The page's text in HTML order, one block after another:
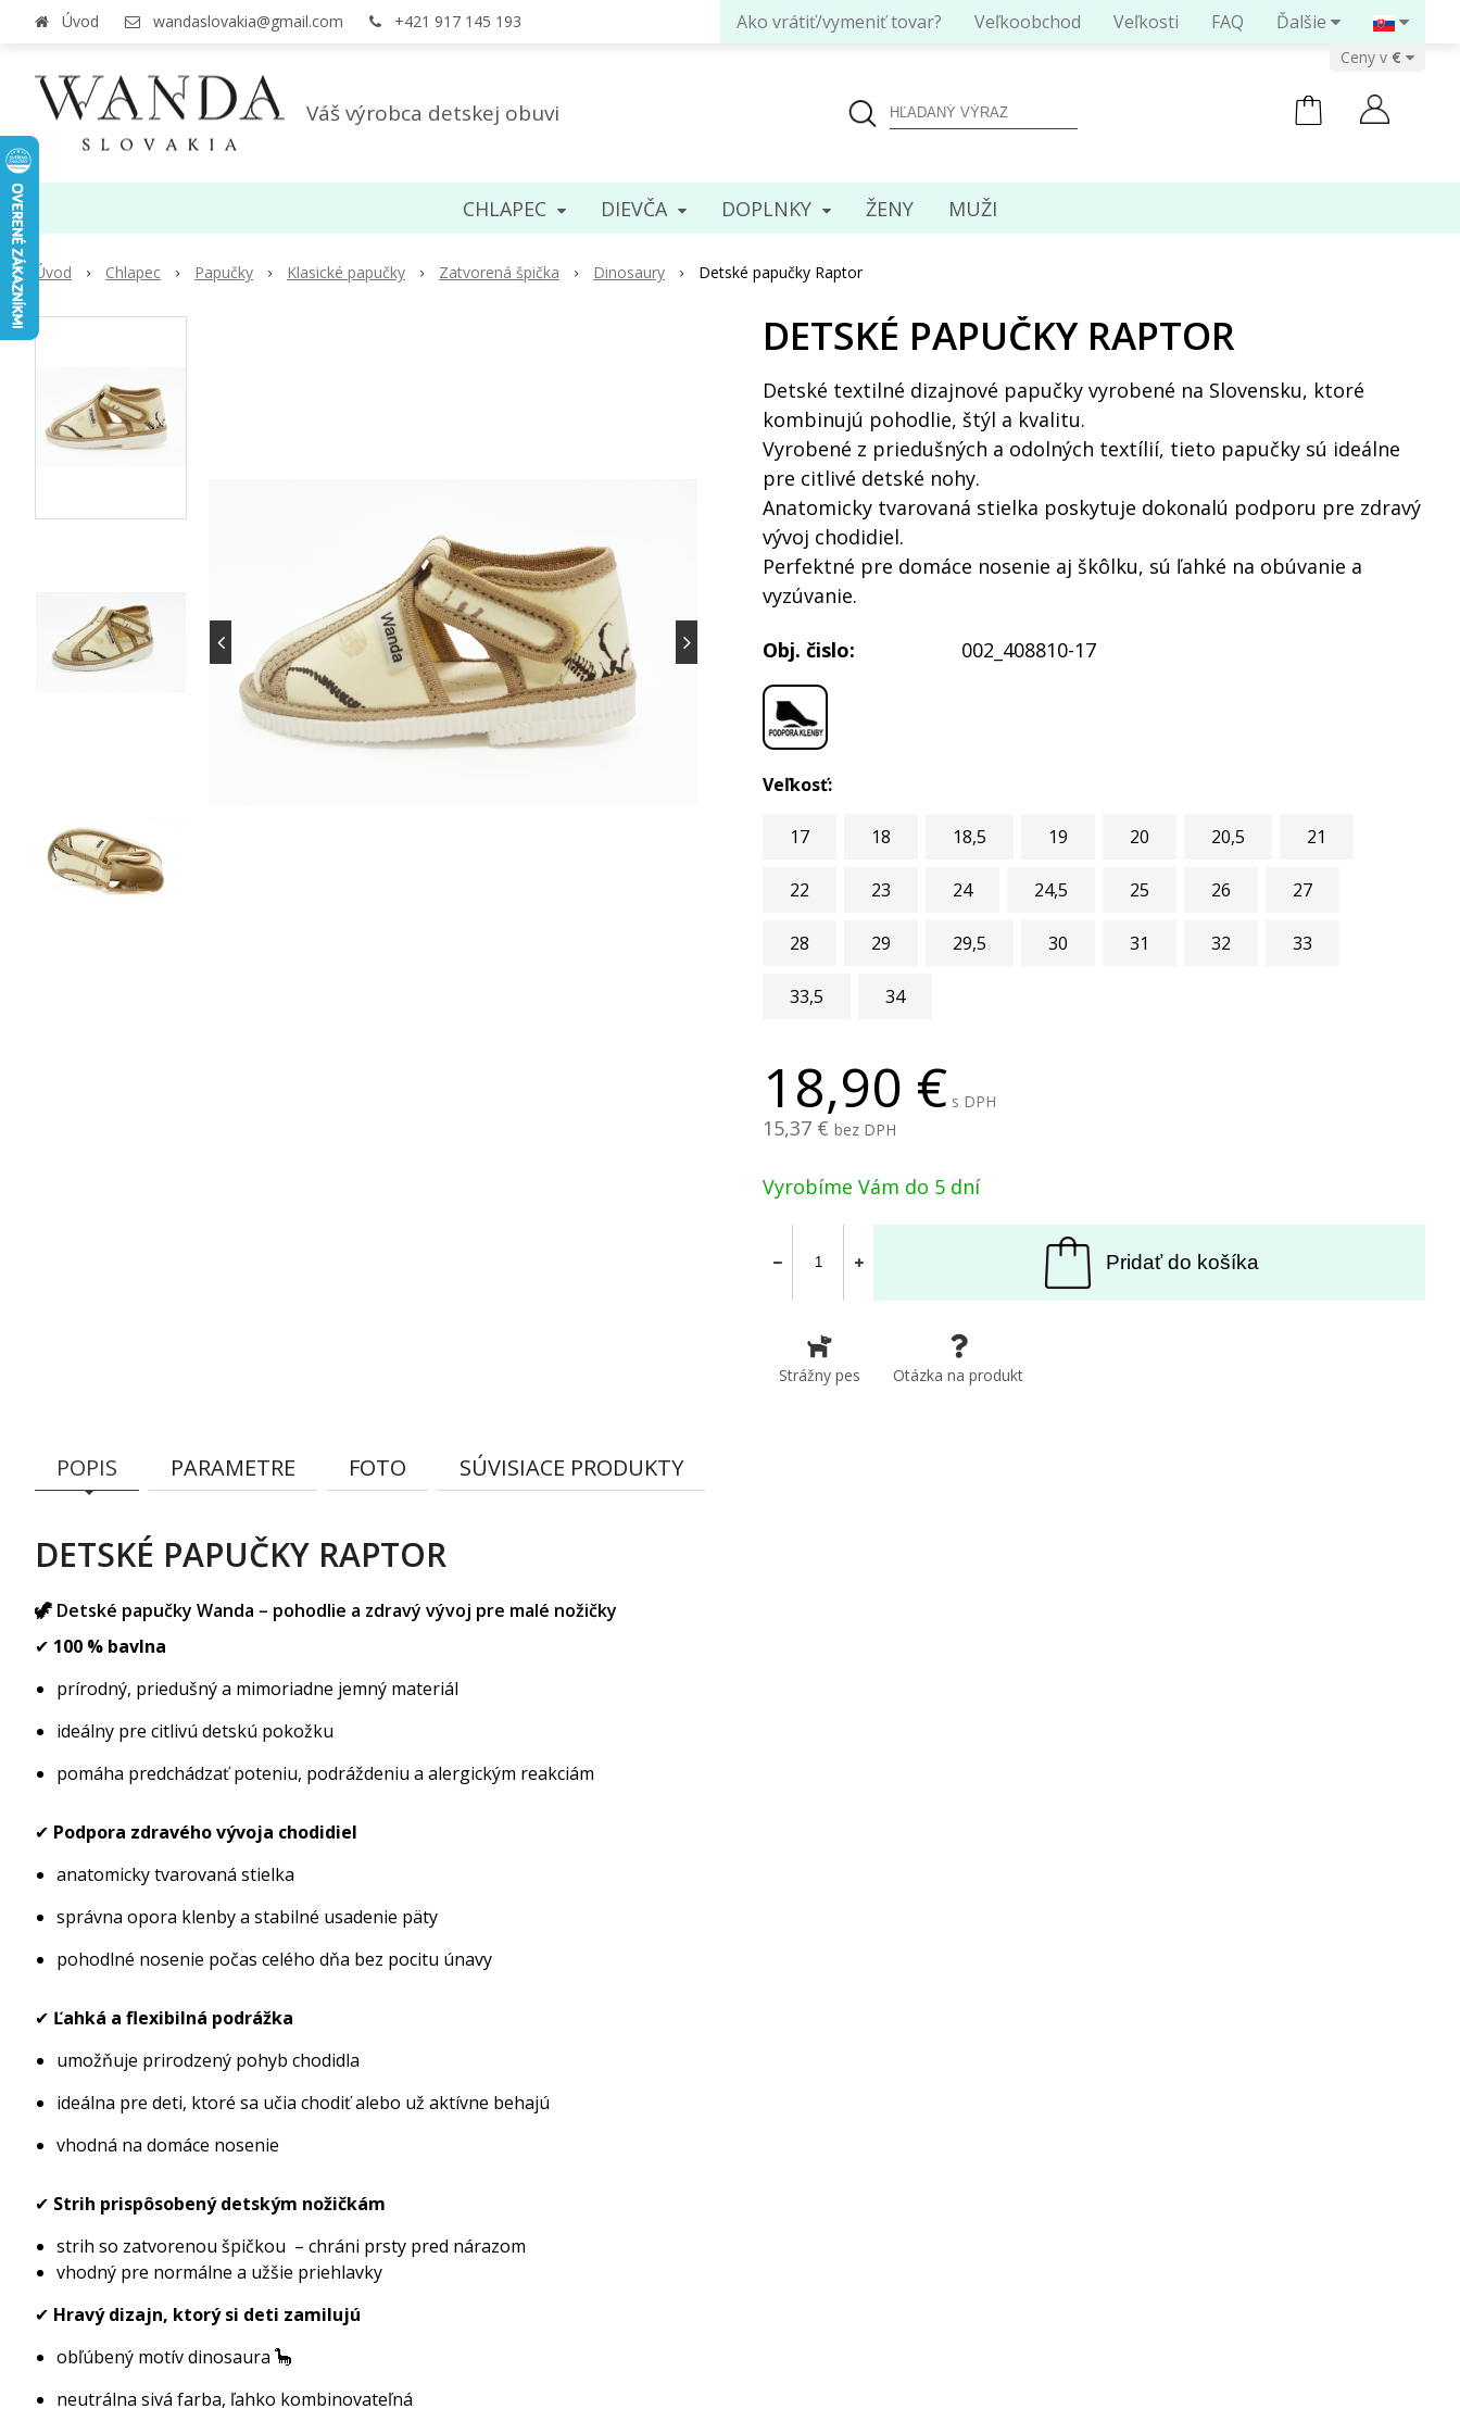
Váš výrobca detskej obuvi
Úvod wandaslovakia@gmail.com +421 917 145 193 Ako vrátiť/vymeniť tovar? Veľkoobchod Veľkosti FAQ Ďalšie
Ceny v
CHLAPEC DIEVČA DOPLNKY ENY MUŽI
Úvod Chlapec Papučky Klasické papučky Zatvorená špička Dinosaury Detské papučky Raptor
18,90 s DPH
15,37 bez DPH
Vyrobíme Vám do 5 dní
Pridať do košíka
Strážny pes Otázka na produkt
DETSKÉ PAPUČKY RAPTOR
Detské textilné dizajnové papučky vyrobené na Slovensku, ktoré
kombinujú pohodlie, štýl a kvalitu.
Vyrobené z priedušných a odolných textílií, tieto papučky sú ideálne
pre citlivé detské nohy.
Anatomicky tvarovaná stielka poskytuje dokonalú podporu pre zdravý
vývoj chodidiel.
Perfektné pre domáce nosenie aj škôlku, sú ľahké na obúvanie a
vyzúvanie.
Obj. čislo: 002_408810-17
Veľkosť:
17 18 18,5 19 20 20,5 21
22 23 24 24,5 25 26 27
28 29 29,5 30 31 32 33
33,5 34
POPIS PARAMETRE FOTO SÚVISIACE PRODUKTY
DETSKÉ PAPUČKY RAPTOR
🦖 Detské papučky Wanda – pohodlie a zdravý vývoj pre malé nožičky
✔ 100 % bavlna
prírodný, priedušný a mimoriadne jemný materiál
ideálny pre citlivú detskú pokožku
pomáha predchádzať poteniu, podráždeniu a alergickým reakciám
✔ Podpora zdravého vývoja chodidiel
anatomicky tvarovaná stielka
správna opora klenby a stabilné usadenie päty
pohodlné nosenie počas celého dňa bez pocitu únavy
✔ Ľahká a flexibilná podrážka
umožňuje prirodzený pohyb chodidla
ideálna pre deti, ktoré sa učia chodiť alebo už aktívne behajú
vhodná na domáce nosenie
✔ Strih prispôsobený detským nožičkám
strih so zatvorenou špičkou – chráni prsty pred nárazom
vhodný pre normálne a užšie priehlavky
✔ Hravý dizajn, ktorý si deti zamilujú
obľúbený motív dinosaura 🦕
neutrálna sivá farba, ľahko kombinovateľn